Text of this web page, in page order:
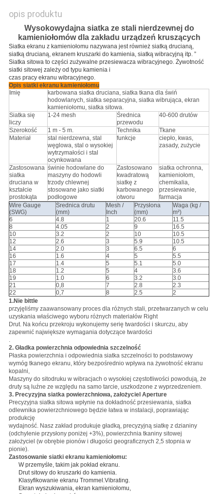
opis produktu
Wysokowydajna siatka ze stali nierdzewnej do
kamieniołomów dla zakładu urządzeń kruszących
Siatka ekranu z kamieniołomu nazywana jest również siatką drucianą,
siatką drucianą, ekranem kruszarki do kamienia, siatką wibracyjną itp. ”
Siatka sitowa to części zużywalne przesiewacza wibracyjnego. Żywotność
siatki sitowej zależy od typu kamienia i
czas pracy ekranu wibracyjnego.
Opis siatki ekranu kamieniołomu
Imię
karbowana siatka druciana, siatka tkana dla świń
hodowlanych, siatka separacyjna, siatka wibrująca, ekran
kamieniołomu, siatka sitowa.
Siatka się
liczy
1-24 mesh
Średnica
przewodu
40-600 drutów
Szerokość 1 m - 5 m. Technika
Tkane
Materiał
stal nierdzewna, stal
węglowa, stal o wysokiej
wytrzymałości i stal
ocynkowana
funkcje
ciepło, kwas,
zasady, zużycie
Zastosowana
siatka
druciana w
kształcie
prostokąta
świnie hodowlane do
maszyny do hodowli
trzody chlewnej
stosowane jako siatki
podłogowe
Zastosowano
kwadratową
siatkę z
karbowanego
otworu
siatka ochronna,
kamieniołom,
chemikalia,
przesiewanie,
farmacja
Wire Gauge
(SWG)
Średnica drutu
(mm)
Mesh /
Inch
Przysłona
(mm)
Waga (kg /
m²)
6
4.8 1 20.6
11.5
8
4.05 2 9
16.5
10
3.2 2 10
10.5
12
2.6 3 5.9
10.5
14
2.0 3 6.5
6
16
1.6 4 5
5.5
17
1.4 5 5.1
5.0
18
1.2 5 4
3.6
19
1.0 6 3.2
3.0
21
0,8 7 2.8
2.3
22
0,7 8 2.5
2
1.Nie bittle
przyjęliśmy zaawansowany proces dla różnych stali, przetwarzanych w celu
uzyskania właściwego wyboru różnych materiałów Right
Drut. Na końcu przekroju wykonujemy serię twardości i skurczu, aby
zapewnić największe wymagania dotyczące twardości
.
2. Gładka powierzchnia odpowiednia szczelność
Płaska powierzchnia i odpowiednia siatka szczelności to podstawowy
wymóg tkanego ekranu, który bezpośrednio wpływa na żywotność ekranu
kopalni,
Maszyny do sitodruku w wibracjach o wysokiej częstotliwości powodują, że
druty są luźne ze względu na samo tarcie, uszkodzone z wyprzedzeniem.
3. Precyzyjna siatka powierzchniowa, założyciel Aperture
Precyzyjna siatka sitowa wpłynie na dokładność przesiewania, siatka
odlewnika powierzchniowego będzie łatwa w instalacji, poprawiając
produkcję
wydajność. Nasz zakład produkuje gładką, precyzyjną siatkę z dzianiny
(odchylenie przysłony poniżej +3%), powierzchnia tkaniny sitowej
założyciel (w obrębie pionów i długości geograficznych 2,5 stopnia w
pionie).
Zastosowanie siatki ekranu kamieniołomu:
W przemyśle, takim jak pokład ekranu.
Drut sitowy do kruszarki do kamienia.
Klasyfikowanie ekranu Trommel.Vibrating.
Ekran wyszukiwania, ekran kamieniołomu,